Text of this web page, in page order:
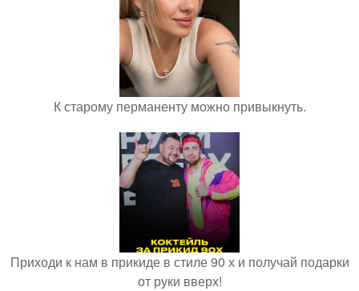
К старому перманенту можно привыкнуть.
Приходи к нам в прикиде в стиле 90 х и получай подарки
от руки вверх!